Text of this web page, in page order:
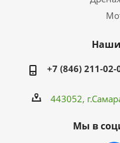
+7 (846) 211-02-
443052,
Мы в